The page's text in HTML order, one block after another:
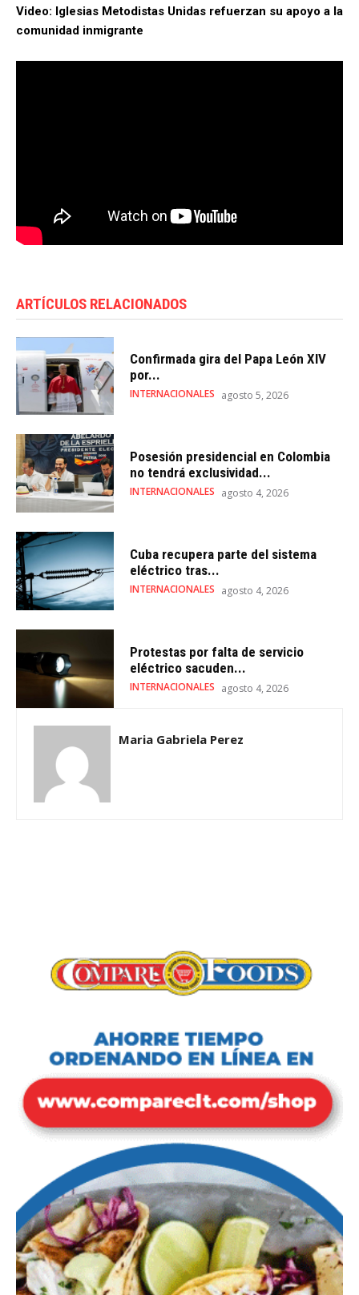
Video: Iglesias Metodistas Unidas refuerzan su apoyo a la
comunidad inmigrante
ARTÍCULOS RELACIONADOS
Confirmada gira del Papa León XIV
por...
INTERNACIONALES agosto 5, 2026
Posesión presidencial en Colombia
no tendrá exclusividad...
INTERNACIONALES agosto 4, 2026
Cuba recupera parte del sistema
eléctrico tras...
INTERNACIONALES agosto 4, 2026
Protestas por falta de servicio
eléctrico sacuden...
INTERNACIONALES agosto 4, 2026
Maria Gabriela Perez